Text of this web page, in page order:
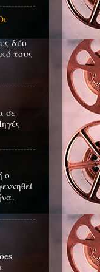
δύο
τους
σε
ο